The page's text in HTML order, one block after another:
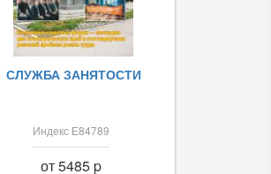
СЛУЖБА ЗАНЯТОСТИ
Индекс Е84789
от 5485 p